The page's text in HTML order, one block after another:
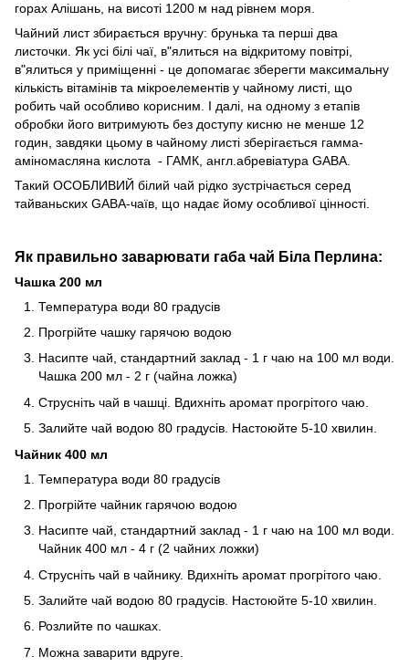
горах Алішань, на висоті 1200 м над рівнем моря.
Чайний лист збирається вручну: брунька та перші два
листочки. Як усі білі чаї, в"ялиться на відкритому повітрі,
в"ялиться у приміщенні - це допомагає зберегти максимальну
кількість вітамінів та мікроелементів у чайному листі, що
робить чай особливо корисним. І далі, на одному з етапів
обробки його витримують без доступу кисню не менше 12
годин, завдяки цьому в чайному листі зберігається гамма-
аміномасляна кислота - ГАМК, англ.абревіатура GABA.
Такий ОСОБЛИВИЙ білий чай рідко зустрічається серед
тайваньских GABA-чаїв, що надає йому особливої цінності.
Як правильно заварювати габа чай Біла Перлина:
Чашка 200 мл
Температура води 80 градусів
Прогрійте чашку гарячою водою
Насипте чай, стандартний заклад - 1 г чаю на 100 мл води.
Чашка 200 мл - 2 г (чайна ложка)
Струсніть чай в чашці. Вдихніть аромат прогрітого чаю.
Залийте чай водою 80 градусів. Настоюйте 5-10 хвилин.
Чайник 400 мл
Температура води 80 градусів
Прогрійте чайник гарячою водою
Насипте чай, стандартний заклад - 1 г чаю на 100 мл води.
Чайник 400 мл - 4 г (2 чайних ложки)
Струсніть чай в чайнику. Вдихніть аромат прогрітого чаю.
Залийте чай водою 80 градусів. Настоюйте 5-10 хвилин.
Розлийте по чашках.
Можна заварити вдруге.